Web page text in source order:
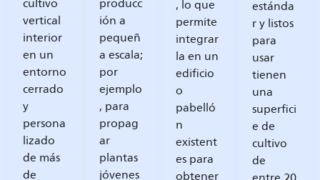
cultivo
vertical
interior
en un
entorno
cerrado
y
persona
lizado
de más
de
producc
ión a
pequeñ
a escala;
por
ejemplo
, para
propag
ar
plantas
jóvenes
, lo que
permite
integrar
la en un
edificio
o
pabelló
n
existent
es para
estánda
r y listos
para
usar
tienen
una
superfici
e de
cultivo
de